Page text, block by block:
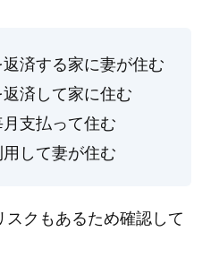
済する家に妻が住む
済して家に住む
支払って住む
して妻が住む
クもあるため確認して